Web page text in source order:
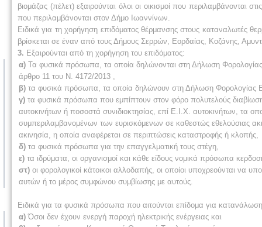
βιομάζας (πέλετ) εξαιρούνται όλοι οι οικισμοί που περιλαμβάνονται
που περιλαμβάνονται στον Δήμο Ιωαννίνων.
Ειδικά για τη χορήγηση επιδόματος θέρμανσης στους καταναλωτές
βρίσκεται σε έναν από τους Δήμους Σερρών, Εορδαίας, Κοζάνης,
3. Εξαιρούνται από τη χορήγηση του επιδόματος:
α) Τα φυσικά πρόσωπα, τα οποία δηλώνονται στη Δήλωση
άρθρο 11 του Ν. 4172/2013 ,
β) τα φυσικά πρόσωπα, τα οποία δηλώνουν στη Δήλωση Φορολογίας
γ) τα φυσικά πρόσωπα που εμπίπτουν στον φόρο πολυτελούς
αυτοκινήτων ή ποσοστά συνιδιοκτησίας, επί Ε.Ι.Χ. αυτοκινήτων, τα
συμπεριλαμβανομένων των ευρισκόμενων σε καθεστώς εθελούσιας
ακινησία, η οποία αναφέρεται σε περιπτώσεις καταστροφής ή κλοπής,
δ) τα φυσικά πρόσωπα για την επαγγελματική τους στέγη,
ε) τα ιδρύματα, οι οργανισμοί και κάθε είδους νομικά πρόσωπα
στ) οι φορολογικοί κάτοικοι αλλοδαπής, οι οποίοι υποχρεούνται
αυτών ή το μέρος συμφώνου συμβίωσης με αυτούς.
Ειδικά για τα φυσικά πρόσωπα που αιτούνται επίδομα για κατανάλωση
α) Όσοι δεν έχουν ενεργή παροχή ηλεκτρικής ενέργειας και